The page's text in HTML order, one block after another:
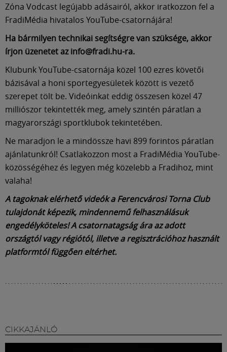
Zóna Vodcast legújabb adásairól, akkor iratkozzon fel a
FradiMédia hivatalos YouTube-csatornájára!
Ha bármilyen technikai segítségre van szüksége, akkor
írjon üzenetet az info@fradi.hu-ra.
Klubunk YouTube-csatornája közel 100 ezres követői
bázisával a honi sportegyesületek között is vezető
szerepet tölt be. Videóinkat eddig összesen közel 47
milliószor tekintették meg, amely szintén páratlan a
magyarországi sportklubok tekintetében.
Ne maradjon le a mindössze havi 899 forintos páratlan
ajánlatunkról! Csatlakozzon most a FradiMédia YouTube-
közösségéhez és legyen még közelebb a Fradihoz, mint
valaha!
A tagoknak elérhető videók a Ferencvárosi Torna Club
tulajdonát képezik, mindennemű felhasználásuk
engedélyköteles! A csatornatagság ára az adott
országtól vagy régiótól, illetve a regisztrációhoz használt
platformtól függően eltérhet.
CIKKAJÁNLÓ